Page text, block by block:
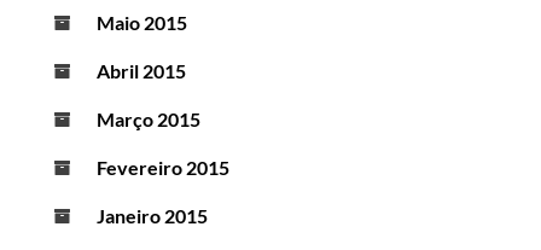
Maio 2015
Abril 2015
Março 2015
Fevereiro 2015
Janeiro 2015